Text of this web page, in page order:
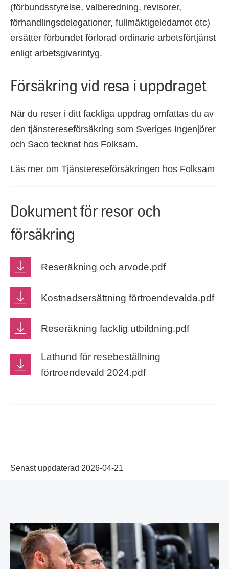
(förbundsstyrelse, valberedning, revisorer,
förhandlingsdelegationer, fullmäktigeledamot etc)
ersätter förbundet förlorad ordinarie arbetsförtjänst
enligt arbetsgivarintyg.
Försäkring vid resa i uppdraget
När du reser i ditt fackliga uppdrag omfattas du av
den tjänstereseförsäkring som Sveriges Ingenjörer
och Saco tecknat hos Folksam.
Läs mer om Tjänstereseförsäkringen hos Folksam
Dokument för resor och
försäkring
Reseräkning och arvode.pdf
Kostnadsersättning förtroendevalda.pdf
Reseräkning facklig utbildning.pdf
Lathund för resebeställning
förtroendevald 2024.pdf
Senast uppdaterad 2026-04-21